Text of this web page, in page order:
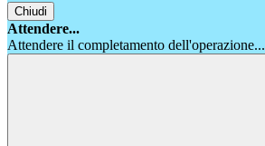
Chiudi
Attendere...
Attendere il completamento dell'operazione...